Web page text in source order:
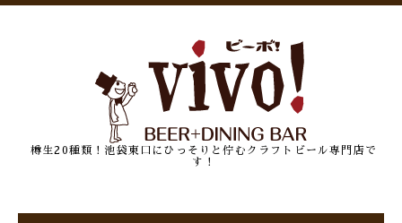
樽生20種類！池袋東口にひっそりと佇むクラフトビール専門店で
す！